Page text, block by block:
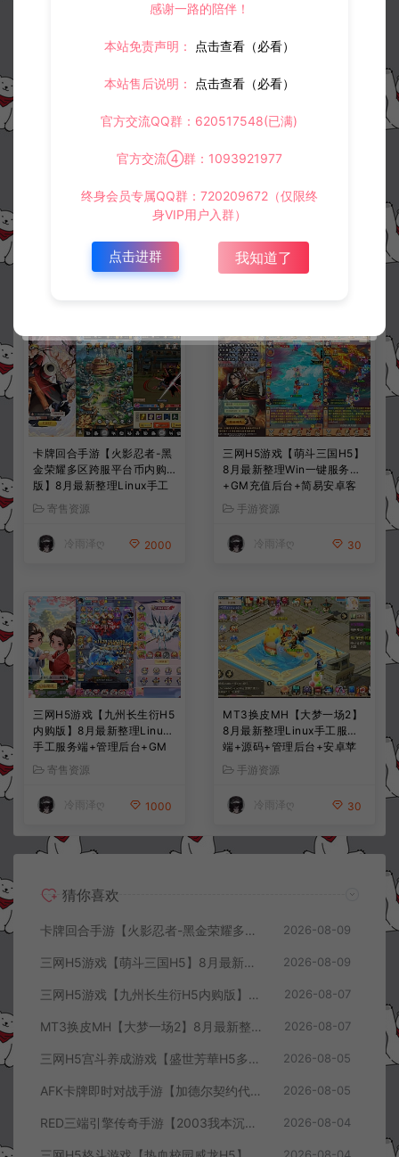
默认解压密码：www.lyzwlkj.vip
下一篇：
卡牌回合手游【火影忍者-黑
金荣耀多区跨服平台币内购
版】8月最新整理Linux手工
服务端+CDK授权后台+安卓
+详细搭建教程+视频教程
寄售资源
冷雨泽ღ 2000
三网H5游戏【萌斗三国H5】
8月最新整理Win一键服务端
+GM充值后台+简易安卓客
户端+详细搭建教程+视频教
手游资源
冷雨泽ღ 30
三网H5游戏【九州长生衍H5
内购版】8月最新整理Linux
手工服务端+管理后台+GM
授权后台+简易安卓客户端
+详细搭建教程+视频教程
寄售资源
冷雨泽ღ 1000
MT3换皮MH【大梦一场2】
8月最新整理Linux手工服务
端+源码+管理后台+安卓苹
果双端+详细搭建教程+视频
教程
手游资源
冷雨泽ღ 30
猜你喜欢
卡牌回合手游【火影忍者-黑金荣耀多区跨服平台币内购版】8月最新整理Linux手工服务端+CDK授权后台+安卓+详细搭建教程+视频教程 2026-08-09
三网H5游戏【萌斗三国H5】8月最新整理Win一键服务端+GM充值后台+简易安卓客户端+详细搭建教程+视频教程 2026-08-09
三网H5游戏【九州长生衍H5内购版】8月最新整理Linux手工服务端+管理后台+GM授权后台+简易安卓客户端+详细搭建教程+视频教程 2026-08-07
MT3换皮MH【大梦一场2】8月最新整理Linux手工服务端+源码+管理后台+安卓苹果双端+详细搭建教程+视频教程 2026-08-07
三网H5宫斗养成游戏【盛世芳華H5多区跨服代金券内购优化版】8月最新整理Linux手工服务端+CDK授权后台+全资源安卓+详细搭建教程+视频教程 2026-08-05
AFK卡牌即时对战手游【加德尔契约代金券内购修复版】8月最新整理Linux手工服务端+前后端全套源码+CDK授权后台+安卓苹果双端+详细搭建教程+视频教程 2026-08-05
RED三端引擎传奇手游【2003我本沉默三职业】8月最新整理Win一键服务端+PC安卓+详细搭建教程 2026-08-04
2026-08-04
感谢一路的陪伴！
本站免责声明： 点击查看（必看）
本站售后说明： 点击查看（必看）
官方交流QQ群：620517548(已满)
官方交流④群：1093921977
终身会员专属QQ群：720209672（仅限终
身VIP用户入群）
点击进群 我知道了